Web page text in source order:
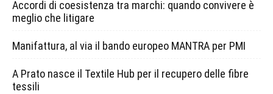
Accordi di coesistenza tra marchi: quando convivere è
meglio che litigare
Manifattura, al via il bando europeo MANTRA per PMI
A Prato nasce il Textile Hub per il recupero delle fibre
tessili